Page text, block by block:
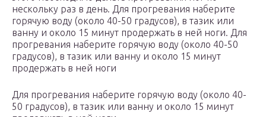
нескольку раз в день. Для прогревания наберите
горячую воду (около 40-50 градусов), в тазик или
ванну и около 15 минут продержать в ней ноги. Для
прогревания наберите горячую воду (около 40-50
градусов), в тазик или ванну и около 15 минут
продержать в ней ноги
Для прогревания наберите горячую воду (около 40-
50 градусов), в тазик или ванну и около 15 минут